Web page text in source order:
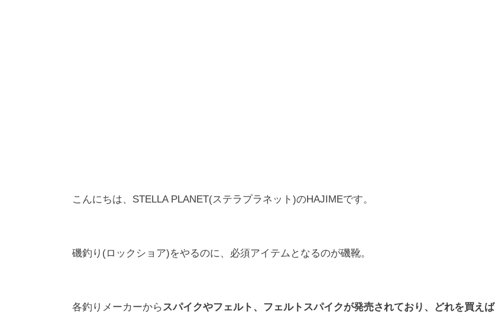
こんにちは、STELLA PLANET(ステラプラネット)のHAJIMEです。
磯釣り(ロックショア)をやるのに、必須アイテムとなるのが磯靴。
各釣りメーカーからスパイクやフェルト、フェルトスパイクが発売されており、どれを買えば